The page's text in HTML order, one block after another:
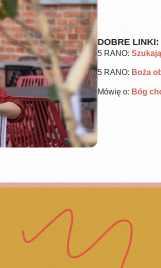
DOBRE LINKI:
5 RANO:
5 RANO: Boża
Mówię o: Bóg